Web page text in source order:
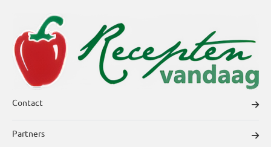
Contact
Partners